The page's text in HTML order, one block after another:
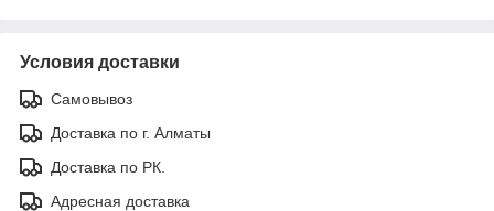
Условия доставки
Самовывоз
Доставка по г. Алматы
Доставка по РК.
Адресная доставка